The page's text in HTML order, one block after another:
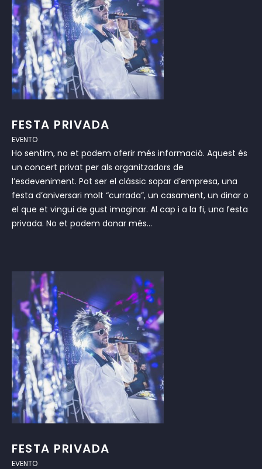
FESTA PRIVADA
EVENTO
Ho sentim, no et podem oferir més informació. Aquest és
un concert privat per als organitzadors de
l’esdeveniment. Pot ser el clàssic sopar d’empresa, una
festa d’aniversari molt “currada”, un casament, un dinar o
el que et vingui de gust imaginar. Al cap i a la fi, una festa
privada. No et podem donar més...
FESTA PRIVADA
EVENTO